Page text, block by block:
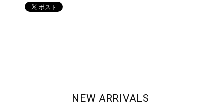
NEW ARRIVALS